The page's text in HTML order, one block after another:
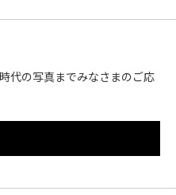
代の写真までみなさまのご応